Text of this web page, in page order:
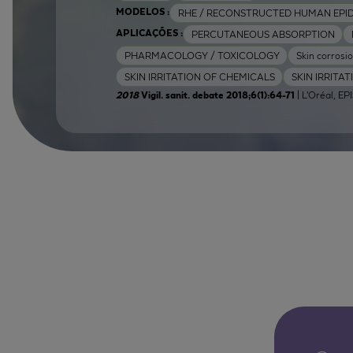
MODELOS : RHE / RECONSTRUCTED HUMAN
APLICAÇÕES : PERCUTANEOUS ABSORPTION
PHARMACOLOGY / TOXICOLOGY
Skin
SKIN IRRITATION OF CHEMICALS
SKIN
2018 Vigil. sanit. debate 2018;6(1):64-71 | L'Oréal,